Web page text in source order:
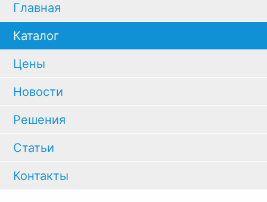
Главная
Каталог
Цены
Новости
Решения
Статьи
Контакты